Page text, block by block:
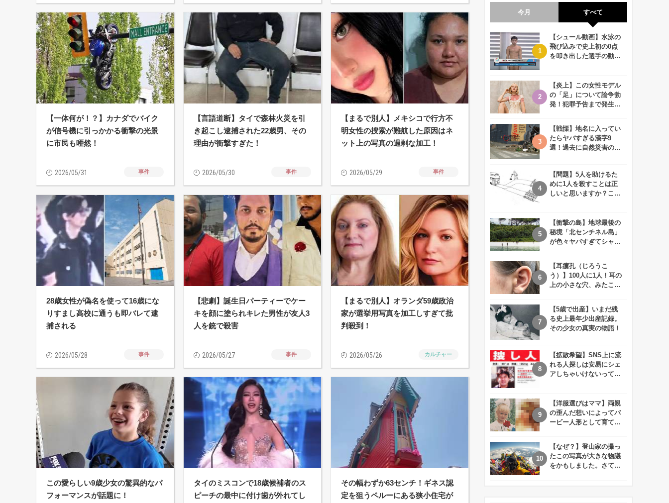
【一体何が！？】カナダでバイク
が信号機に引っかかる衝撃の光景
に市民も唖然！
2026/05/31 事件
【言語道断】タイで森林火災を引
き起こし逮捕された22歳男、その
理由が衝撃すぎた！
2026/05/30 事件
【まるで別人】メキシコで行方不
明女性の捜索が難航した原因はネ
ット上の写真の過剰な加工！
2026/05/29 事件
28歳女性が偽名を使って16歳にな
りすまし高校に通うも即バレて逮
捕される
2026/05/28 事件
【悲劇】誕生日パーティーでケー
キを顔に塗られキレた男性が友人3
人を銃で殺害
2026/05/27 事件
【まるで別人】オランダ59歳政治
家が選挙用写真を加工しすぎて批
判殺到！
2026/05/26 カルチャー
この愛らしい9歳少女の驚異的なパ
フォーマンスが話題に！
タイのミスコンで18歳候補者のス
ピーチの最中に付け歯が外れてし
その幅わずか63センチ！ギネス認
定を狙うペルーにある狭小住宅が
今月 すべて
【シュール動画】水泳の
飛び込みで史上初の0点
を叩き出した選手の動画
【炎上】この女性モデル
の「足」について論争勃
発！犯罪予告まで発生す
【戦慄】地名に入ってい
たらヤバすぎる漢字9
選！過去に自然災害の歴
【問題】5人を助けるた
めに1人を殺すことは正
しいと思いますか？この
【衝撃の島】地球最後の
秘境「北センチネル島」
が色々ヤバすぎてシャレ
【耳瘻孔（じろうこ
う）】100人に1人！耳の
上の小さな穴、みたこと
【5歳で出産】いまだ残
る史上最年少出産記録。
その少女の真実の物語！
【拡散希望】SNS上に流
れる人探しは安易にシェ
アしちゃいけないって知
【洋服選びはママ】両親
の歪んだ想いによってバ
ービー人形として育てら
【なぜ？】登山家の撮っ
たこの写真が大きな物議
をかもしました。さて、